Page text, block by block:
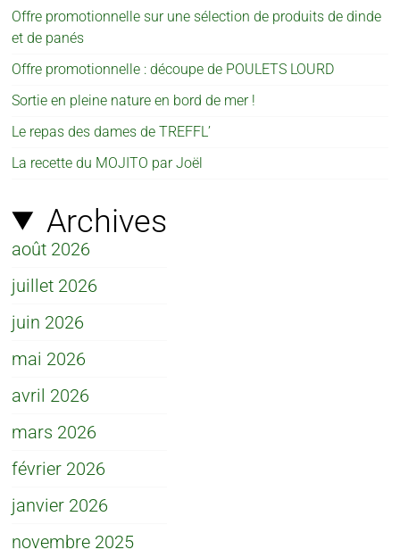
Offre promotionnelle sur une sélection de produits de dinde
et de panés
Offre promotionnelle : découpe de POULETS LOURD
Sortie en pleine nature en bord de mer !
Le repas des dames de TREFFL’
La recette du MOJITO par Joël
Archives
août 2026
juillet 2026
juin 2026
mai 2026
avril 2026
mars 2026
février 2026
janvier 2026
novembre 2025